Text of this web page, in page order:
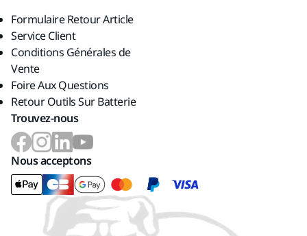
Formulaire Retour Article
Service Client
Conditions Générales de
Vente
Foire Aux Questions
Retour Outils Sur Batterie
Trouvez-nous
Nous acceptons